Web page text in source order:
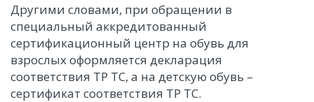
Другими словами, при обращении в
специальный аккредитованный
сертификационный центр на обувь для
взрослых оформляется декларация
соответствия ТР ТС, а на детскую обувь –
сертификат соответствия ТР ТС.